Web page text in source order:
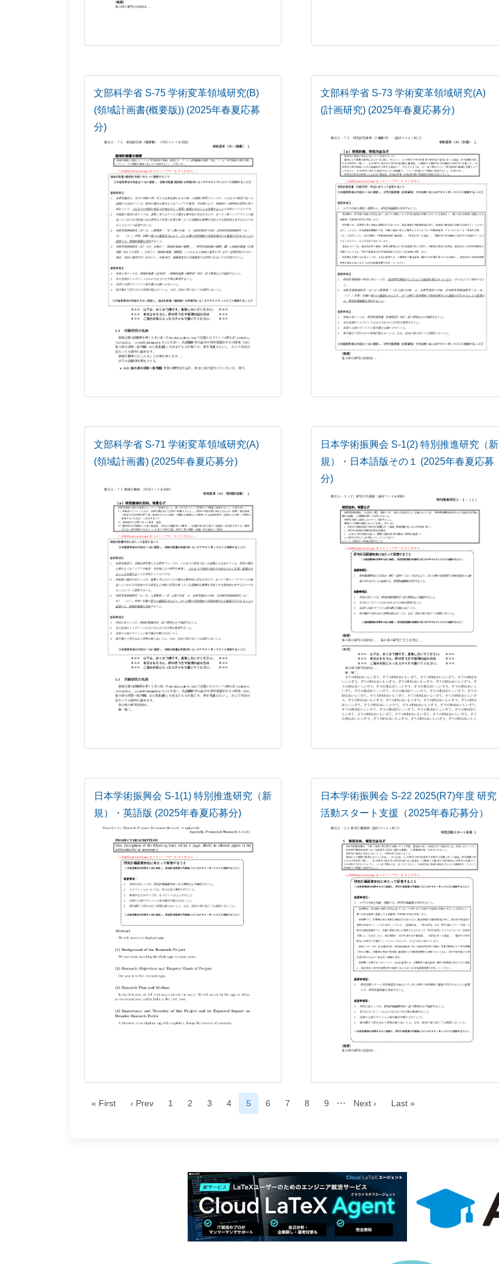
文部科学省 S-75 学術変革領域研究(B)
(領域計画書(概要版)) (2025年春夏応募
分)
文部科学省 S-73 学術変革領域研究(A)
(計画研究) (2025年春夏応募分)
文部科学省 S-71 学術変革領域研究(A)
(領域計画書) (2025年春夏応募分)
日本学術振興会 S-1(2) 特別推進研究（新
規）・日本語版その１ (2025年春夏応募
分)
日本学術振興会 S-1(1) 特別推進研究（新
規）・英語版 (2025年春夏応募分)
日本学術振興会 S-22 2025(R7)年度 研究
活動スタート支援（2025年春応募分）
« First ‹ Prev 1 2 3 4 5 6 7 8 9 … Next › Last »